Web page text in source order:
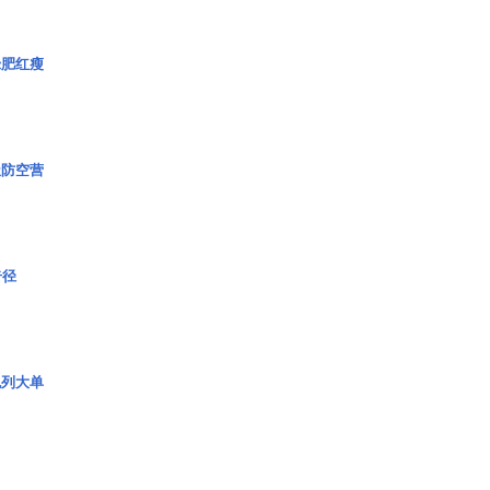
红瘦
空营
大单